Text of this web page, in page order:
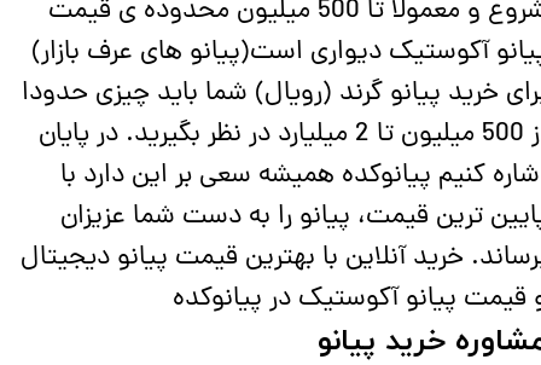
شروع و معمولا تا 500 میلیون محدوده ی قیمت
آکوستیک دیواری است(پیانو های عرف بازار)
خرید پیانو گرند (رویال) شما باید چیزی حدودا
از 500 میلیون تا 2 میلیارد در نظر بگیرید. در پایان
کنیم پیانوکده همیشه سعی بر این دارد با
ترین قیمت، پیانو را به دست شما عزیزان
خرید آنلاین با بهترین قیمت پیانو دیجیتال
قیمت پیانو آکوستیک در پیانوکده
خرید پیانو